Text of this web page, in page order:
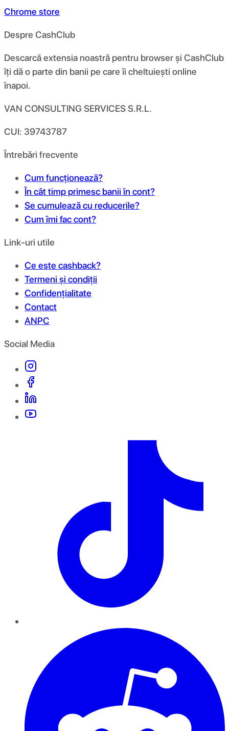
Chrome store
Despre CashClub
Descarcă extensia noastră pentru browser și CashClub
îți dă o parte din banii pe care îi cheltuiești online
înapoi.
VAN CONSULTING SERVICES S.R.L.
CUI: 39743787
Întrebări frecvente
Cum funcționează?
În cât timp primesc banii în cont?
Se cumulează cu reducerile?
Cum îmi fac cont?
Link-uri utile
Ce este cashback?
Termeni și condiții
Confidențialitate
Contact
ANPC
Social Media